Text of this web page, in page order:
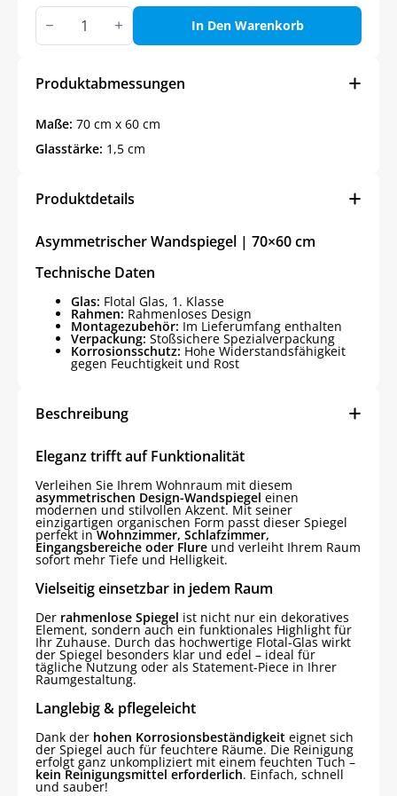
Asymmetrischer
Wandspiegel
|
Menge
In Den Warenkorb
Produktabmessungen
Maße: 70 cm x 60 cm
Glasstärke: 1,5 cm
Produktdetails
Asymmetrischer Wandspiegel | 70×60 cm
Technische Daten
Glas: Flotal Glas, 1. Klasse
Rahmen: Rahmenloses Design
Montagezubehör: Im Lieferumfang enthalten
Verpackung: Stoßsichere Spezialverpackung
Korrosionsschutz: Hohe Widerstandsfähigkeit
gegen Feuchtigkeit und Rost
Beschreibung
Eleganz trifft auf Funktionalität
Verleihen Sie Ihrem Wohnraum mit diesem
asymmetrischen Design-Wandspiegel einen
modernen und stilvollen Akzent. Mit seiner
einzigartigen organischen Form passt dieser Spiegel
perfekt inWohnzimmer, Schlafzimmer,
Eingangsbereiche oder Flure und verleiht Ihrem Raum
sofort mehr Tiefe und Helligkeit.
Vielseitig einsetzbar in jedem Raum
Der rahmenlose Spiegel ist nicht nur ein dekoratives
Element, sondern auch ein funktionales Highlight für
Ihr Zuhause. Durch das hochwertige Flotal-Glas wirkt
der Spiegel besonders klar und edel – ideal für
tägliche Nutzung oder als Statement-Piece in Ihrer
Raumgestaltung.
Langlebig & pflegeleicht
Dank der hohen Korrosionsbeständigkeit eignet sich
der Spiegel auch für feuchtere Räume. Die Reinigung
erfolgt ganz unkompliziert mit einem feuchten Tuch –
kein Reinigungsmittel erforderlich. Einfach, schnell
und sauber!